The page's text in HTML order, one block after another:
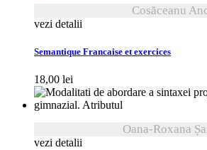
Cosăceanu
vezi detalii
Semantique Francaise et exercices
18,00 lei
Oana-Roxana
vezi detalii